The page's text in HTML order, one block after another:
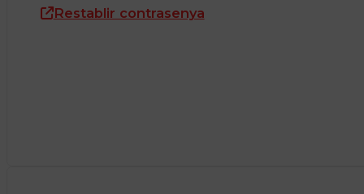
Restablir contrasenya